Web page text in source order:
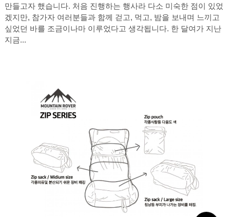
만들고자 했습니다. 처음 진행하는 행사라 다소 미숙한 점이 있었
겠지만, 참가자 여러분들과 함께 걷고, 먹고, 밤을 보내며 느끼고
싶었던 바를 조금이나마 이루었다고 생각됩니다. 한 달여가 지난
지금...